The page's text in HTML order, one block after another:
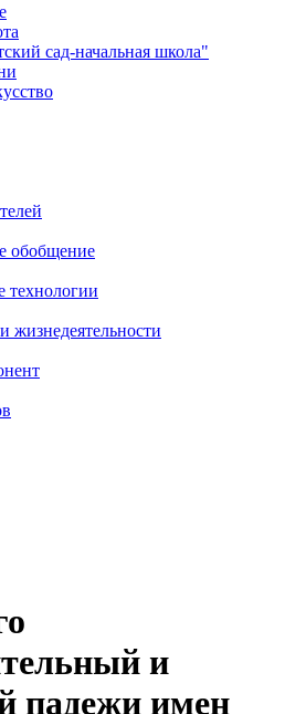
сад-начальная школа"
обобщение
технологии
жизнедеятельности
и
падежи имен